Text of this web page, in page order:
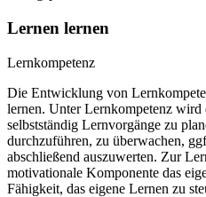
Lernen lernen
Lernkompetenz
Die Entwicklung von
lernen. Unter Lernkompetenz wird
selbstständig Lernvorgänge zu
durchzuführen, zu überwachen,
abschließend auszuwerten. Zur
motivationale Komponente das
Fähigkeit, das eigene Lernen zu